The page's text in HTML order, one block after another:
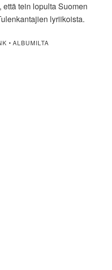
tein lopulta Suomen
lyriikoista.
• ALBUMILTA